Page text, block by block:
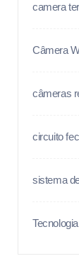
camera
Câmera
câmeras
circuito
sistema